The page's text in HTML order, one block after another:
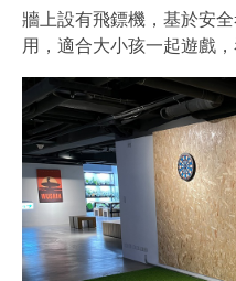
牆上設有飛鏢機，基於安
用，適合大小孩一起遊戲，